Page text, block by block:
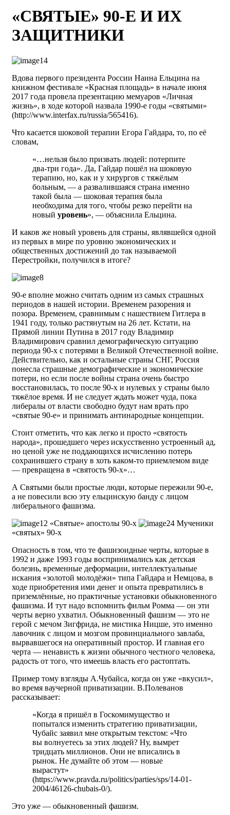
«СВЯТЫЕ» 90-Е И ИХ
ЗАЩИТНИКИ
Вдова первого президента России Наина Ельцина на
книжном фестивале «Красная площадь» в начале июня
2017 года провела презентацию мемуаров «Личная
жизнь», в ходе которой назвала 1990-е годы «святыми»
(http://www.interfax.ru/russia/565416).
Что касается шоковой терапии Егора Гайдара, то, по её
словам,
«…нельзя было призвать людей: потерпите
два-три года». Да, Гайдар пошёл на шоковую
терапию, но, как и у хирургов с тяжёлым
больным, — а развалившаяся страна именно
такой была — шоковая терапия была
необходима для того, чтобы резко перейти на
новый уровень», — объяснила Ельцина.
И каков же новый уровень для страны, являвшейся одной
из первых в мире по уровню экономических и
общественных достижений до так называемой
Перестройки, получился в итоге?
90-е вполне можно считать одним из самых страшных
периодов в нашей истории. Временем разорения и
позора. Временем, сравнимым с нашествием Гитлера в
1941 году, только растянутым на 26 лет. Кстати, на
Прямой линии Путина в 2017 году Владимир
Владимирович сравнил демографическую ситуацию
периода 90-х с потерями в Великой Отечественной войне.
Действительно, как и остальные страны СНГ, Россия
понесла страшные демографические и экономические
потери, но если после войны страна очень быстро
восстановилась, то после 90-х и нулевых у страны было
тяжёлое время. И не следует ждать может чуда, пока
либералы от власти свободно будут нам врать про
«святые 90-е» и принимать антинародные концепции.
Стоит отметить, что как легко и просто «святость
народа», прошедшего через искусственно устроенный ад,
но ценой уже не поддающихся исчислению потерь
сохранившего страну в хоть каком-то приемлемом виде
— превращена в «святость 90-х»…
А Святыми были простые люди, которые пережили 90-е,
а не повесили всю эту ельцинскую банду с лицом
либерального фашизма.
«Святые» апостолы 90-х
Мученики
«святых» 90-х
Опасность в том, что те фашизоидные черты, которые в
1992 и даже 1993 годы воспринимались как детская
болезнь, временные деформации, интеллектуальные
искания «золотой молодёжи» типа Гайдара и Немцова, в
ходе приобретения ими денег и опыта превратились в
приземлённые, но практичные установки обыкновенного
фашизма. И тут надо вспомнить фильм Ромма — он эти
черты верно ухватил. Обыкновенный фашизм — это не
герой с мечом Зигфрида, не мистика Ницше, это именно
лавочник с лицом и мозгом провинциального завлаба,
вырвавшегося на оперативный простор. И главная его
черта — ненависть к жизни обычного честного человека,
радость от того, что имеешь власть его растоптать.
Пример тому взгляды А.Чубайса, когда он уже «вкусил»,
во время ваучерной приватизации. В.Полеванов
рассказывает:
«Когда я пришёл в Госкомимущество и
попытался изменить стратегию приватизации,
Чубайс заявил мне открытым текстом: «Что
вы волнуетесь за этих людей? Ну, вымрет
тридцать миллионов. Они не вписались в
рынок. Не думайте об этом — новые
вырастут»
(https://www.pravda.ru/politics/parties/sps/14-01-
2004/46126-chubais-0/).
Это уже — обыкновенный фашизм.